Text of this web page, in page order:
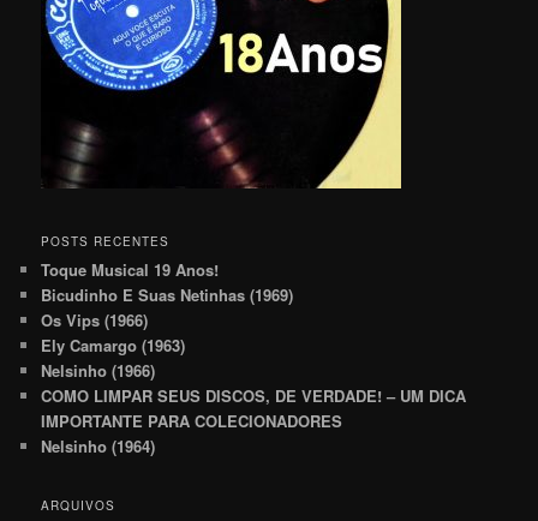
POSTS RECENTES
Toque Musical 19 Anos!
Bicudinho E Suas Netinhas (1969)
Os Vips (1966)
Ely Camargo (1963)
Nelsinho (1966)
COMO LIMPAR SEUS DISCOS, DE VERDADE! – UM DICA
IMPORTANTE PARA COLECIONADORES
Nelsinho (1964)
ARQUIVOS